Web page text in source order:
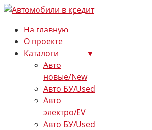
На главную
О проекте
Каталоги ▼
Авто
новые/New
Авто БУ/Used
Авто
электро/EV
Авто БУ/Used